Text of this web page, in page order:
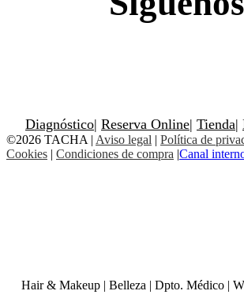
Diagnóstico| Reserva Online| Tienda|
©2026 TACHA | Aviso legal | Política de
Cookies | Condiciones de compra |Canal
Hair & Makeup | Belleza | Dpto. Médico |